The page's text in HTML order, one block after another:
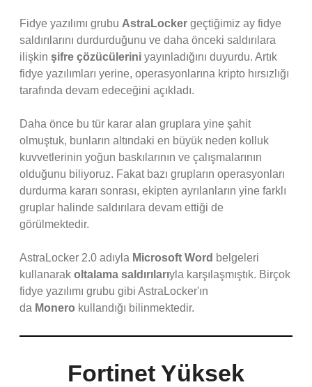
Fidye yazılımı grubu AstraLocker geçtiğimiz ay fidye
saldırılarını durdurduğunu ve daha önceki saldırılara
ilişkin şifre çözücülerini yayınladığını duyurdu. Artık
fidye yazılımları yerine, operasyonlarına kripto hırsızlığı
tarafında devam edeceğini açıkladı.
Daha önce bu tür karar alan gruplara yine şahit
olmuştuk, bunların altındaki en büyük neden kolluk
kuvvetlerinin yoğun baskılarının ve çalışmalarının
olduğunu biliyoruz. Fakat bazı grupların operasyonları
durdurma kararı sonrası, ekipten ayrılanların yine farklı
gruplar halinde saldırılara devam ettiği de
görülmektedir.
AstraLocker 2.0 adıyla Microsoft Word belgeleri
kullanarak oltalama saldırılarıyla karşılaşmıştık. Birçok
fidye yazılımı grubu gibi AstraLocker'ın
da Monero kullandığı bilinmektedir.
Fortinet Yüksek